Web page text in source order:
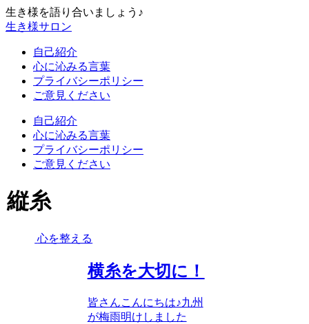
生き様を語り合いましょう♪
生き様サロン
自己紹介
心に沁みる言葉
プライバシーポリシー
ご意見ください
自己紹介
心に沁みる言葉
プライバシーポリシー
ご意見ください
縦糸
心を整える
横糸を大切に！
皆さんこんにちは♪九州
が梅雨明けしました